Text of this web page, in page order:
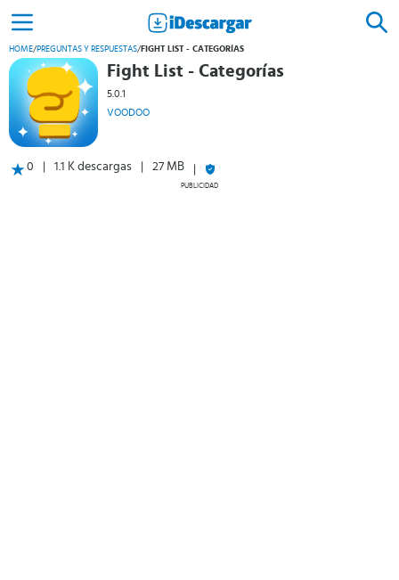
HOME/PREGUNTAS Y RESPUESTAS/ FIGHT LIST - CATEGORÍAS
Fight List - Categorías
5.0.1
VOODOO
0 1.1 K descargas 27 MB
PUBLICIDAD